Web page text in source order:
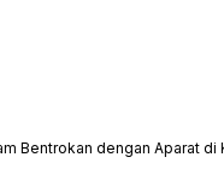
Bentrokan dengan Aparat di